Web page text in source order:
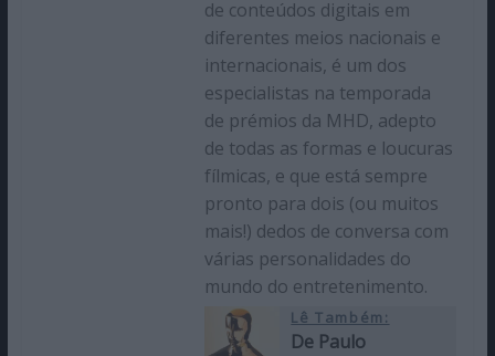
de conteúdos digitais em
diferentes meios nacionais e
internacionais, é um dos
especialistas na temporada
de prémios da MHD, adepto
de todas as formas e loucuras
fílmicas, e que está sempre
pronto para dois (ou muitos
mais!) dedos de conversa com
várias personalidades do
mundo do entretenimento.
Lê Também:
De Paulo